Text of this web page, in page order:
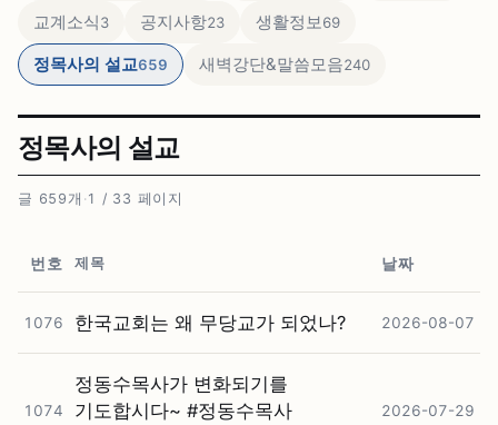
교계소식3 공지사항23 생활정보69
정목사의 설교659 새벽강단&말씀모음240
정목사의 설교
글 659개 · 1 / 33 페이지
번호 제목 날짜
1076 한국교회는 왜 무당교가 되었나? 2026-08-07
1074
정동수목사가 변화되기를
기도합시다~ #⁠정동수목사
2026-07-29